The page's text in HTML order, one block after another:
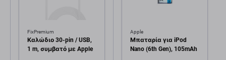
FixPremium
Καλώδιο 30-pin / USB,
1 m, συμβατό με Apple
Apple
Μπαταρία για iPod
Nano (6th Gen), 105mAh